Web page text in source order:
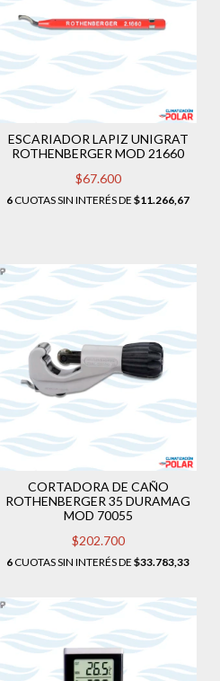
ESCARIADOR LAPIZ UNIGRAT
ROTHENBERGER MOD 21660
$67.600
6CUOTAS SIN INTERÉS DE$11.266,67
CORTADORA DE CAÑO
ROTHENBERGER 35 DURAMAG
MOD 70055
$202.700
6CUOTAS SIN INTERÉS DE$33.783,33